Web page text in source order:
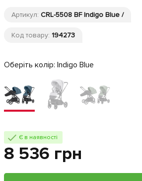
Артикул: CRL-5508 BF Indigo Blue /
Код товару: 194273
Оберіть колір: Indigo Blue
Є в наявності
8 536 грн